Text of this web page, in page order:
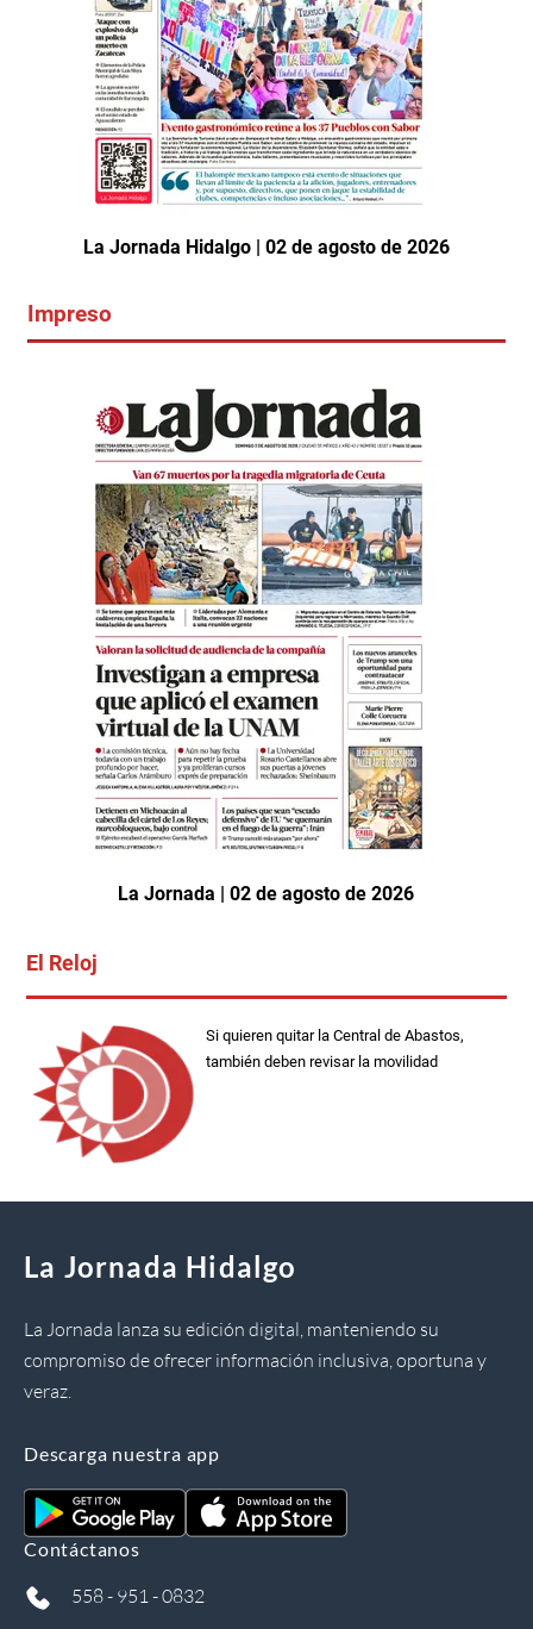
La Jornada Hidalgo | 02 de agosto de 2026
Impreso
La Jornada | 02 de agosto de 2026
El Reloj
Si quieren quitar la Central de Abastos,
también deben revisar la movilidad
La Jornada Hidalgo
La Jornada lanza su edición digital, manteniendo su
compromiso de ofrecer información inclusiva, oportuna y
veraz.
Descarga nuestra app
Contáctanos
558 - 951 - 0832